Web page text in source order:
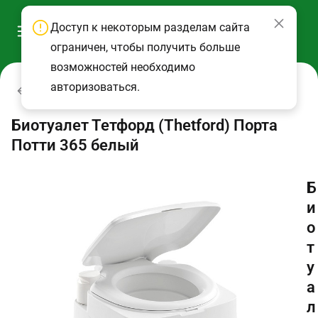
Биотуалеты и аксессуары
Биотуалет Тетфорд (Thetford) Порта
Потти 365 белый
Б
и
о
т
у
а
л
Доступ к некоторым разделам сайта
ограничен, чтобы получить больше
возможностей необходимо
авторизоваться.